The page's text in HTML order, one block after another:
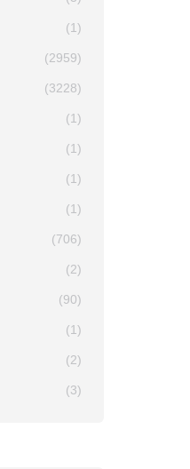
(1)
(2959)
(3228)
(1)
(1)
(1)
(1)
(706)
(2)
(90)
(1)
(2)
(3)